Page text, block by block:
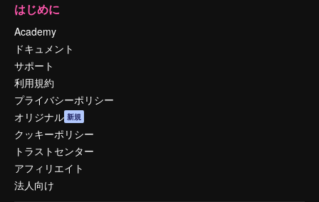
はじめに
Academy
ドキュメント
サポート
利用規約
プライバシーポリシー
オリジナル 新規
クッキーポリシー
トラストセンター
アフィリエイト
法人向け